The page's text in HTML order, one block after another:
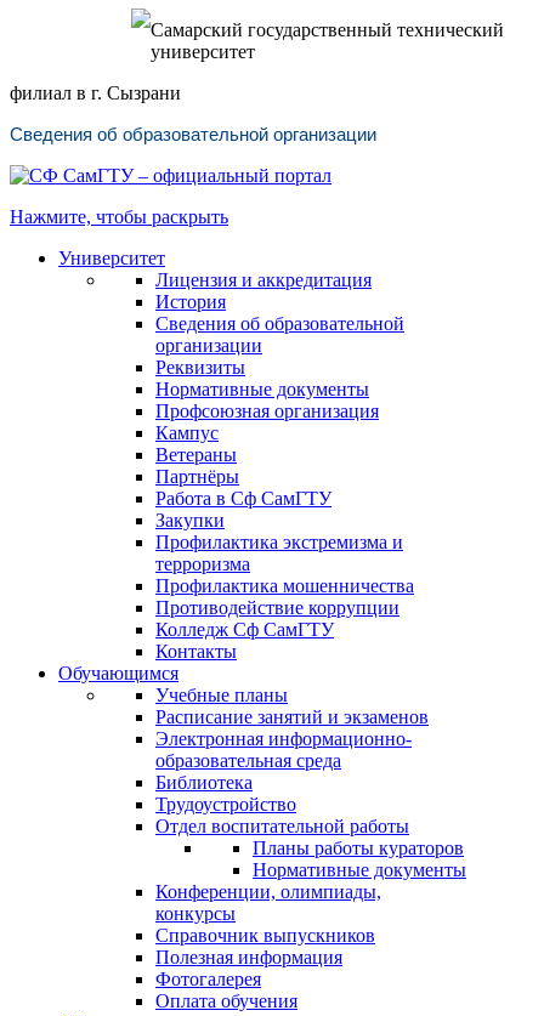
Самарский государственный технический
университет
филиал в г. Сызрани
Сведения об образовательной организации
Нажмите, чтобы раскрыть
Университет
Лицензия и аккредитация
История
Сведения об образовательной
организации
Реквизиты
Нормативные документы
Профсоюзная организация
Кампус
Ветераны
Партнёры
Работа в Сф СамГТУ
Закупки
Профилактика экстремизма и
терроризма
Профилактика мошенничества
Противодействие коррупции
Колледж Сф СамГТУ
Контакты
Обучающимся
Учебные планы
Расписание занятий и экзаменов
Электронная информационно-
образовательная среда
Библиотека
Трудоустройство
Отдел воспитательной работы
Планы работы кураторов
Нормативные документы
Конференции, олимпиады,
конкурсы
Справочник выпускников
Полезная информация
Фотогалерея
Оплата обучения